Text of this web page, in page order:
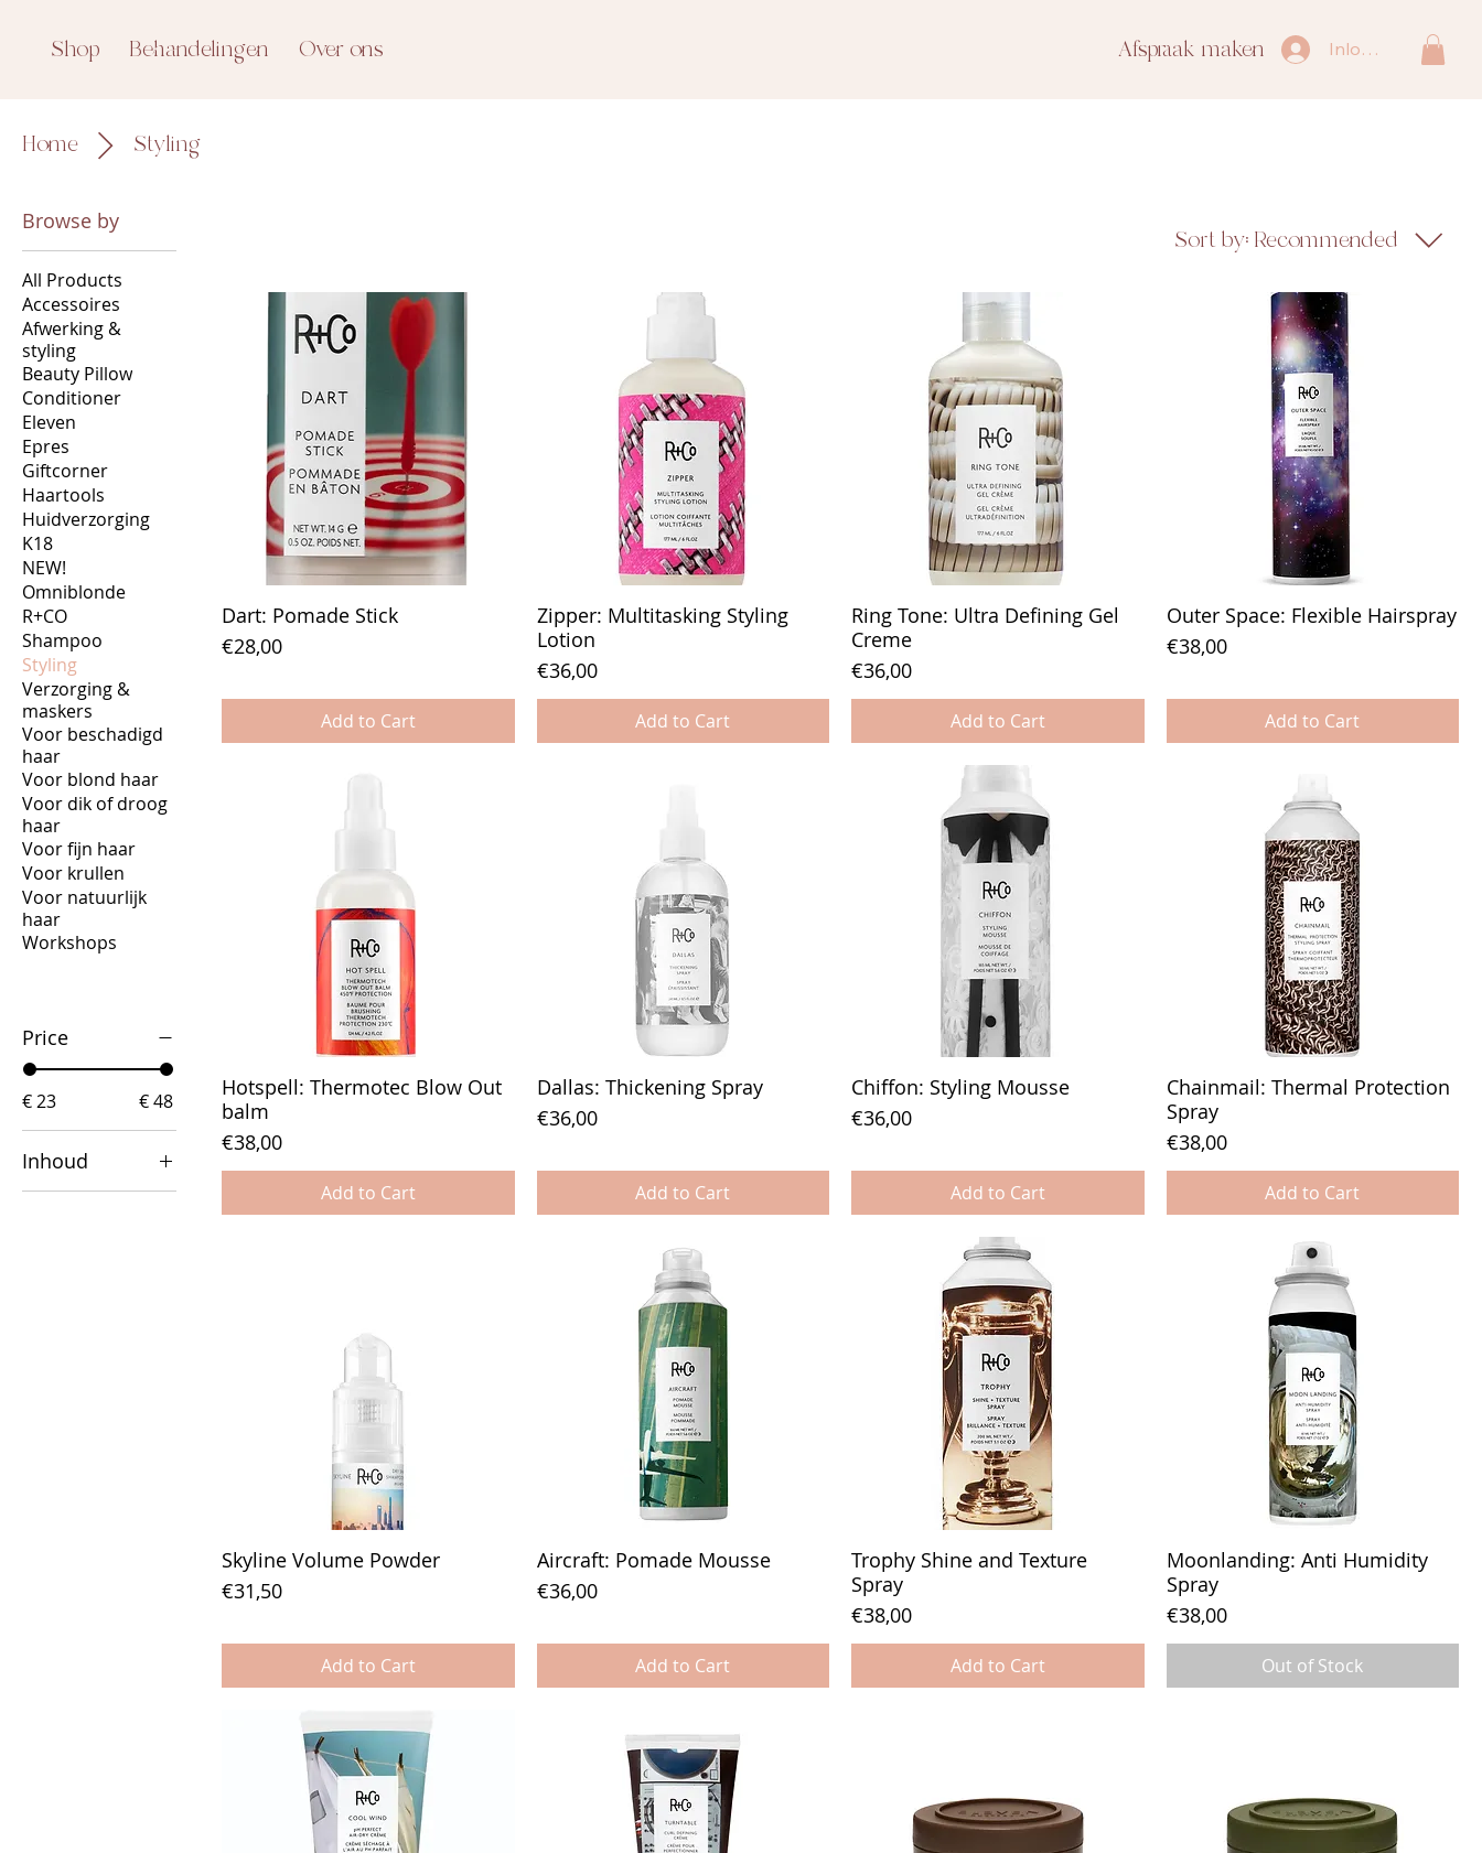
Shop Behandelingen Over ons Afspraak maken Inloggen
Home Styling
Browse by
All Products
Accessoires
Afwerking &
styling
Beauty Pillow
Conditioner
Eleven
Epres
Giftcorner
Haartools
Huidverzorging
K18
NEW!
Omniblonde
R+CO
Shampoo
Styling
Verzorging &
maskers
Voor beschadigd
haar
Voor blond haar
Voor dik of droog
haar
Voor fijn haar
Voor krullen
Voor natuurlijk
haar
Workshops
Price
€ 23 € 48
Inhoud
118 ml
Sort by: Recommended
Dart: Pomade Stick
Price
€28,00
Add to Cart
Zipper: Multitasking Styling
Lotion
Price
€36,00
Add to Cart
Ring Tone: Ultra Defining Gel
Creme
Price
€36,00
Add to Cart
Outer Space: Flexible Hairspray
Price
€38,00
Add to Cart
Hotspell: Thermotec Blow Out
balm
Price
€38,00
Add to Cart
Dallas: Thickening Spray
Price
€36,00
Add to Cart
Chiffon: Styling Mousse
Price
€36,00
Add to Cart
Chainmail: Thermal Protection
Spray
Price
€38,00
Add to Cart
Skyline Volume Powder
Price
€31,50
Add to Cart
Aircraft: Pomade Mousse
Price
€36,00
Add to Cart
Trophy Shine and Texture
Spray
Price
€38,00
Add to Cart
Moonlanding: Anti Humidity
Spray
Price
€38,00
Out of Stock